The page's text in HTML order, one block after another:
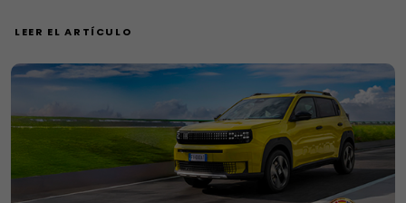
LEER EL ARTÍCULO